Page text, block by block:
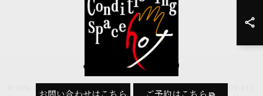
082-569-9159
お問い合わせはこちら ご予約はこちら